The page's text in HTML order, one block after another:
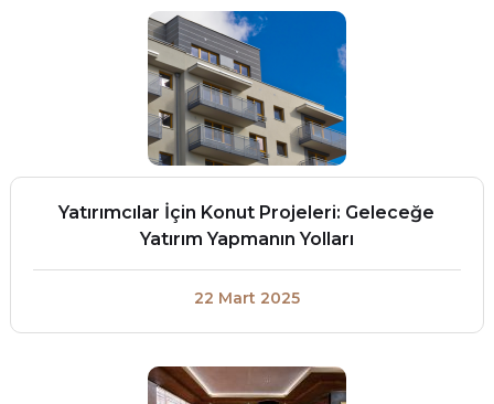
Yatırımcılar İçin Konut Projeleri: Geleceğe
Yatırım Yapmanın Yolları
22 Mart 2025